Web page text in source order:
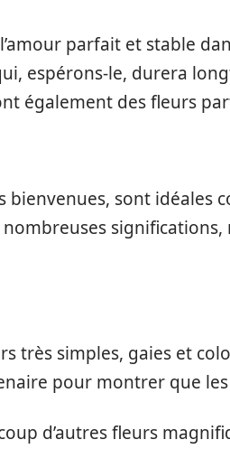
parfait et stable
espérons-le, durera
également des fleurs
bienvenues, sont idéales
très simples, gaies et
pour montrer que
d’autres fleurs